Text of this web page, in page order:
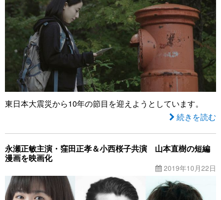
東日本大震災から10年の節目を迎えようとしています。
続きを読む
永瀬正敏主演・窪田正孝＆小西桜子共演 山本直樹の短編
漫画を映画化
2019年10月22日